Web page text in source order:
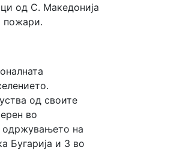
од С. Македонија
пожари.
од своите
во
одржувањето на
Бугарија и 3 во